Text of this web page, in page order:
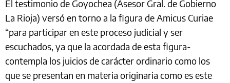
El testimonio de Goyochea (Asesor Gral. de Gobierno
La Rioja) versó en torno a la figura de Amicus Curiae
“para participar en este proceso judicial y ser
escuchados, ya que la acordada de esta figura-
contempla los juicios de carácter ordinario como los
que se presentan en materia originaria como es este